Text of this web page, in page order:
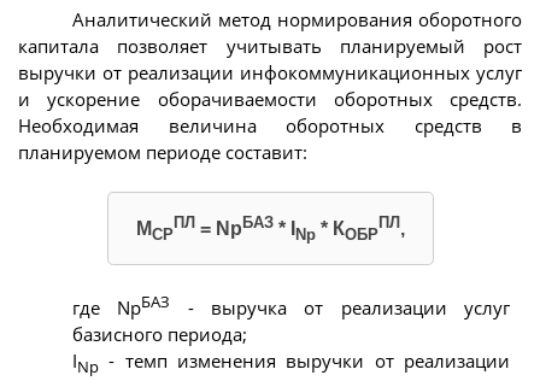
Аналитический метод нормирования оборотного
капитала позволяет учитывать планируемый рост
выручки от реализации инфокоммуникационных услуг
и ускорение оборачиваемости оборотных средств.
Необходимая величина оборотных средств в
планируемом периоде составит:
MСР
ПЛ= Np БАЗ* I Np * КОБР
ПЛ,
где NpБАЗ
- выручка от реализации услуг
базисного периода;
INp - темп изменения выручки от реализации